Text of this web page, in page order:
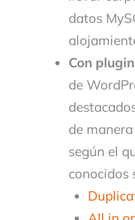
datos
Con
de
de
según el
conocidos